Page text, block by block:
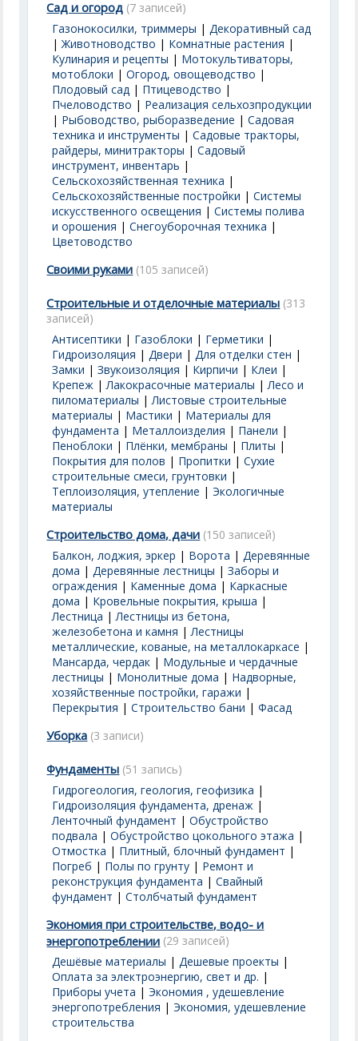
Сад и огород (7 записей)
Газонокосилки, триммеры |Декоративный сад
|Животноводство | Комнатные растения |
Кулинария и рецепты | Мотокультиваторы,
мотоблоки |Огород, овощеводство |
Плодовый сад | Птицеводство |
Пчеловодство | Реализация сельхозпродукции
| Рыбоводство, рыборазведение |Садовая
техника и инструменты |Садовые тракторы,
райдеры, минитракторы |Садовый
инструмент, инвентарь |
Сельскохозяйственная техника |
Сельскохозяйственные постройки |Системы
искусственного освещения |Системы полива
и орошения |Снегоуборочная техника |
Цветоводство
Своими руками (105 записей)
Строительные и отделочные материалы (313
записей)
Антисептики | Газоблоки | Герметики |
Гидроизоляция |Двери |Для отделки стен |
Замки |Звукоизоляция | Кирпичи | Клеи |
Крепеж |Лакокрасочные материалы |Лесо и
пиломатериалы |Листовые строительные
материалы | Мастики | Материалы для
фундамента | Металлоизделия | Панели |
Пеноблоки | Плёнки, мембраны | Плиты |
Покрытия для полов | Пропитки |Сухие
строительные смеси, грунтовки |
Теплоизоляция, утепление |Экологичные
материалы
Строительство дома, дачи (150 записей)
Балкон, лоджия, эркер | Ворота |Деревянные
дома |Деревянные лестницы |Заборы и
ограждения | Каменные дома | Каркасные
дома | Кровельные покрытия, крыша |
Лестница |Лестницы из бетона,
железобетона и камня |Лестницы
металлические, кованые, на металлокаркасе |
Мансарда, чердак | Модульные и чердачные
лестницы | Монолитные дома | Надворные,
хозяйственные постройки, гаражи |
Перекрытия |Строительство бани |Фасад
Уборка (3 записи)
Фундаменты (51 запись)
Гидрогеология, геология, геофизика |
Гидроизоляция фундамента, дренаж |
Ленточный фундамент |Обустройство
подвала |Обустройство цокольного этажа |
Отмостка | Плитный, блочный фундамент |
Погреб | Полы по грунту | Ремонт и
реконструкция фундамента |Свайный
фундамент |Столбчатый фундамент
Экономия при строительстве, водо- и
энергопотреблении (29 записей)
Дешёвые материалы |Дешевые проекты |
Оплата за электроэнергию, свет и др. |
Приборы учета |Экономия , удешевление
энергопотребления |Экономия, удешевление
строительства